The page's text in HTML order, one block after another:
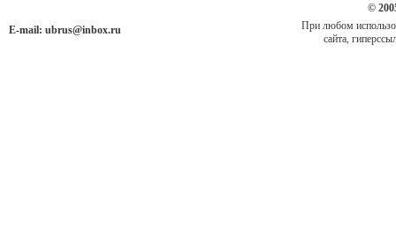
E-mail: ubrus@inbox.ru
©
При любом
сайта,